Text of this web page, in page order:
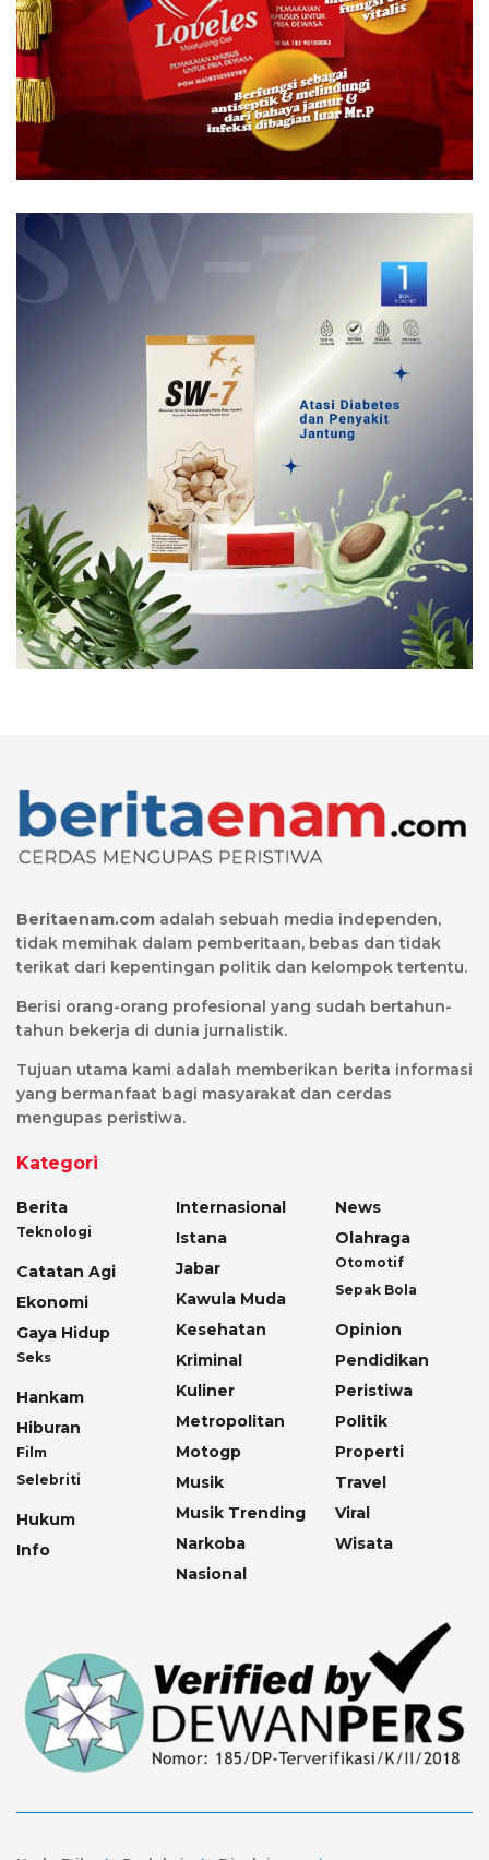
Beritaenam.com adalah sebuah media independen,
tidak memihak dalam pemberitaan, bebas dan tidak
terikat dari kepentingan politik dan kelompok tertentu.
Berisi orang-orang profesional yang sudah bertahun-
tahun bekerja di dunia jurnalistik.
Tujuan utama kami adalah memberikan berita informasi
yang bermanfaat bagi masyarakat dan cerdas
mengupas peristiwa.
Kategori
Berita
Teknologi
Catatan Agi
Ekonomi
Gaya Hidup
Seks
Hankam
Hiburan
Film
Selebriti
Hukum
Info
Internasional
Istana
Jabar
Kawula Muda
Kesehatan
Kriminal
Kuliner
Metropolitan
Motogp
Musik
Musik Trending
Narkoba
Nasional
News
Olahraga
Otomotif
Sepak Bola
Opinion
Pendidikan
Peristiwa
Politik
Properti
Travel
Viral
Wisata